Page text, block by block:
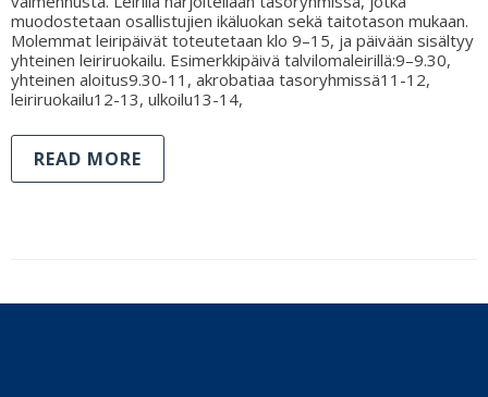
muodostetaan osallistujien ikäluokan sekä taitotason mukaan.
Molemmat leiripäivät toteutetaan klo 9–15, ja päivään sisältyy
yhteinen leiriruokailu. Esimerkkipäivä talvilomaleirillä:9–9.30,
yhteinen aloitus9.30-11, akrobatiaa tasoryhmissä11-12,
leiriruokailu12-13, ulkoilu13-14,
READ MORE